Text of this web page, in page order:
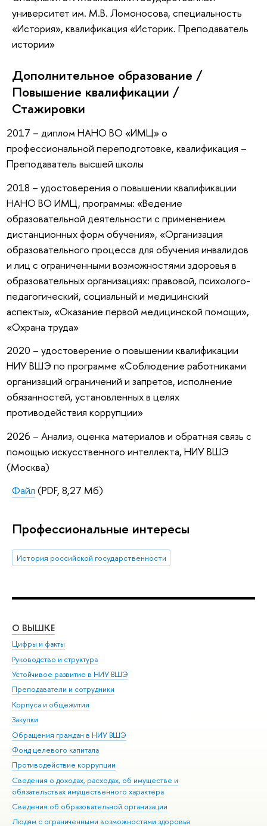
университет им. М.В. Ломоносова, специальность
«История», квалификация «Историк. Преподаватель
истории»
Дополнительное образование /
Повышение квалификации /
Стажировки
2017 – диплом НАНО ВО «ИМЦ» о
профессиональной переподготовке, квалификация –
Преподаватель высшей школы
2018 – удостоверения о повышении квалификации
НАНО ВО ИМЦ, программы: «Ведение
образовательной деятельности с применением
дистанционных форм обучения», «Организация
образовательного процесса для обучения инвалидов
и лиц с ограниченными возможностями здоровья в
образовательных организациях: правовой, психолого-
педагогический, социальный и медицинский
аспекты», «Оказание первой медицинской помощи»,
«Охрана труда»
2020 – удостоверение о повышении квалификации
НИУ ВШЭ по программе «Соблюдение работниками
организаций ограничений и запретов, исполнение
обязанностей, установленных в целях
противодействия коррупции»
2026 – Анализ, оценка материалов и обратная связь с
помощью искусственного интеллекта, НИУ ВШЭ
(Москва)
Файл (PDF, 8,27 Мб)
Профессиональные интересы
История российской государственности
О ВЫШКЕ
Цифры и факты
Руководство и структура
Устойчивое развитие в НИУ ВШЭ
Преподаватели и сотрудники
Корпуса и общежития
Закупки
Обращения граждан в НИУ ВШЭ
Фонд целевого капитала
Противодействие коррупции
Сведения о доходах, расходах, об имуществе и
обязательствах имущественного характера
Сведения об образовательной организации
Людям с ограниченными возможностями здоровья